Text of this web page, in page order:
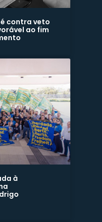
contra veto
ao fim
à